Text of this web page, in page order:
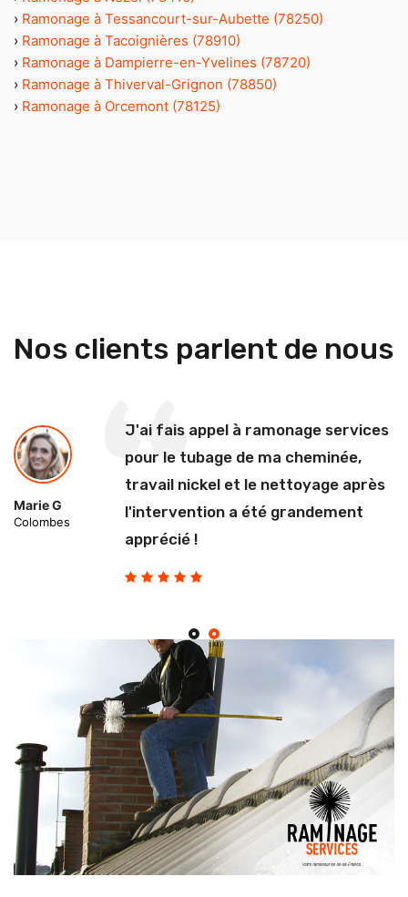
› Ramonage à Tessancourt-sur-Aubette (78250)
› Ramonage à Tacoignières (78910)
› Ramonage à Dampierre-en-Yvelines (78720)
› Ramonage à Thiverval-Grignon (78850)
› Ramonage à Orcemont (78125)
Nos clients parlent de nous
Marie G
Colombes
J'ai fais appel à ramonage services
pour le tubage de ma cheminée,
travail nickel et le nettoyage après
l'intervention a été grandement
apprécié !